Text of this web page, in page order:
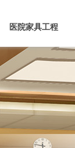
医院家具工程